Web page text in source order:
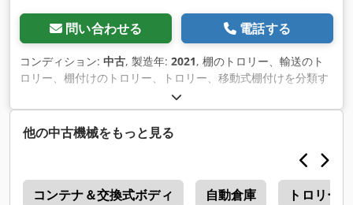
問い合わせる 電話する
コンディション: 中古, 製造年: 2021, 棚のトロリー、輸送のト
ロリー、棚付けのトロリー、トロリー、移動式棚付けを分類す
る、順序の採取のトロリー サポート アームのトロリー
Dwjdpfothrv Uox Apcsa メーカー：フェトラ、タイプ4614AS
サポートアームトロリー、ロールオフ保護付き -耐荷重：500
kg / 棚板1枚あたり80 kg キャリングアームの長さ：600 mm、
高さ調節可能 -シャーシ：ブレーキ付旋回キャスター2個／固定
キャスター2個 -棚板: 5枚 -総寸法：1300/810/H1800 mm -重
量：114 kg
他の中古機械をもっと見る
コンテナ＆交換式ボディ 自動倉庫 トロリー